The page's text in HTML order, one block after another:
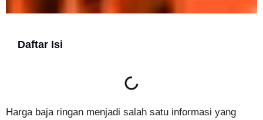
Daftar Isi
Harga baja ringan menjadi salah satu informasi yang